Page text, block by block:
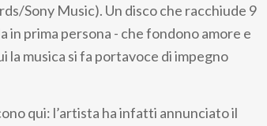
Sony Music). Un disco che racchiude 9
in prima persona - che fondono amore e
la musica si fa portavoce di impegno
qui: l’artista ha infatti annunciato il